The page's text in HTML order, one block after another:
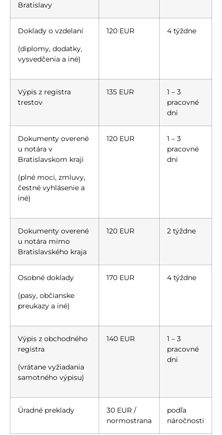
Bratislavy
Doklady o vzdelaní
(diplomy, dodatky,
vysvedčenia a iné)
120 EUR 4 týždne
Výpis z registra
trestov
135 EUR
1 – 3
pracovné
dni
Dokumenty overené
u notára v
Bratislavskom kraji
(plné moci, zmluvy,
čestné vyhlásenie a
iné)
120 EUR
1 – 3
pracovné
dni
Dokumenty overené
u notára mimo
Bratislavského kraja
120 EUR 2 týždne
Osobné doklady
(pasy, občianske
preukazy a iné)
170 EUR 4 týždne
Výpis z obchodného
registra
(vrátane vyžiadania
samotného výpisu)
140 EUR
1 – 3
pracovné
dni
Úradné preklady
30 EUR /
normostrana
podľa
náročnosti